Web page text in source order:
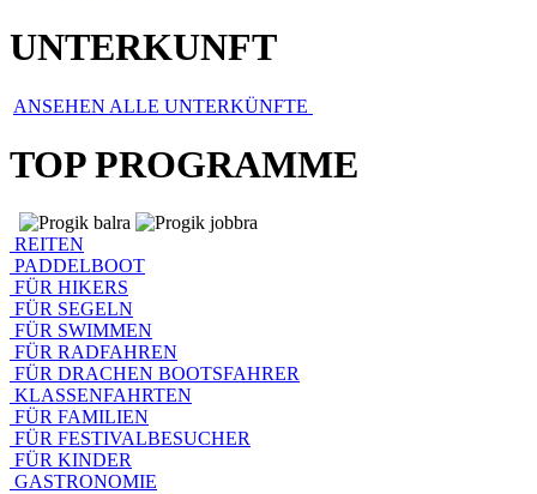
UNTERKUNFT
ANSEHEN ALLE UNTERKÜNFTE
TOP PROGRAMME
REITEN
PADDELBOOT
FÜR HIKERS
FÜR SEGELN
FÜR SWIMMEN
FÜR RADFAHREN
FÜR DRACHEN BOOTSFAHRER
KLASSENFAHRTEN
FÜR FAMILIEN
FÜR FESTIVALBESUCHER
FÜR KINDER
GASTRONOMIE